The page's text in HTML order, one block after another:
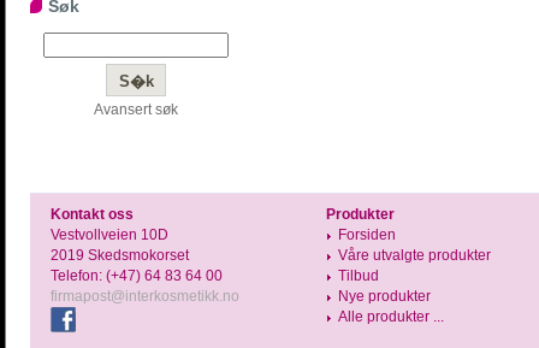
Søk
Avansert søk
Kontakt oss
Produkter
Vestvollveien 10D
2019 Skedsmokorset
Telefon: (+47) 64 83 64 00
firmapost@interkosmetikk.no
Forsiden
Våre utvalgte produkter
Tilbud
Nye produkter
Alle produkter ...